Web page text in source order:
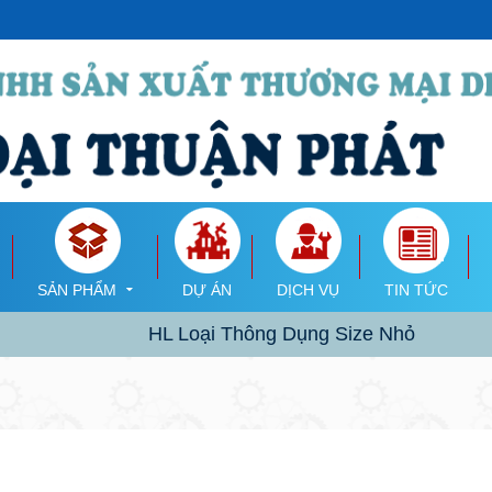
SẢN PHẨM DỰ ÁN DỊCH VỤ TIN TỨC
HL Loại Thông Dụng Size Nhỏ